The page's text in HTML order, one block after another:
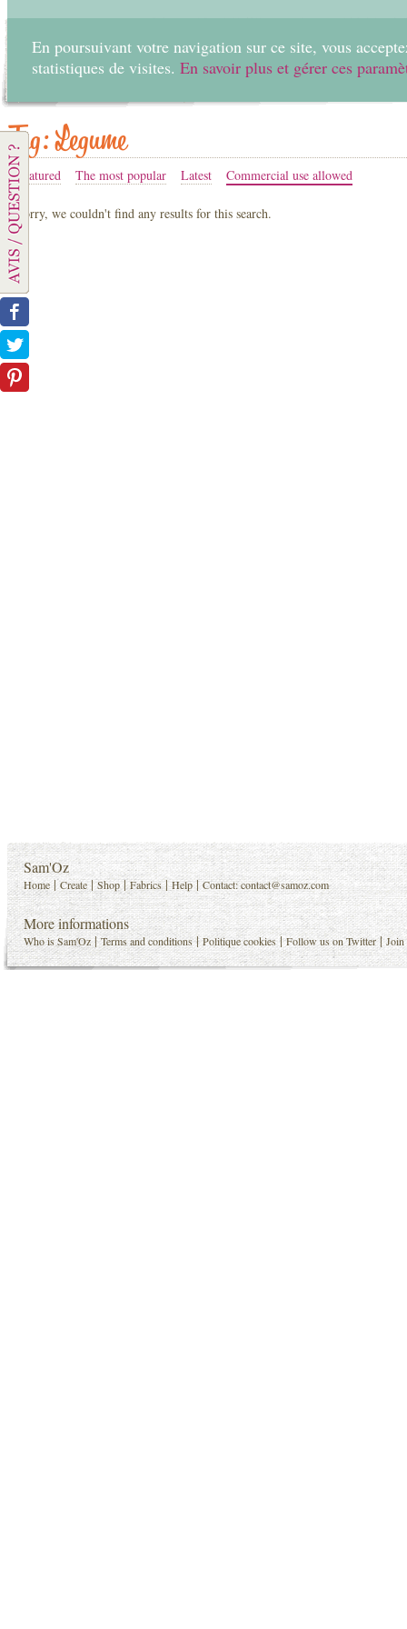
En poursuivant votre navigation sur ce site, vous
statistiques de visites. En savoir plus et gérer ces
Tag: Legume
Featured The most popular Latest Commercial use allowed
Sorry, we couldn't find any results for this search.
Sam'Oz
Home |Create |Shop |Fabrics |Help |Contact:contact@samoz.com
More informations
Who is Sam'Oz |Terms and conditions |Politique cookies |Follow us on Twitter |Join